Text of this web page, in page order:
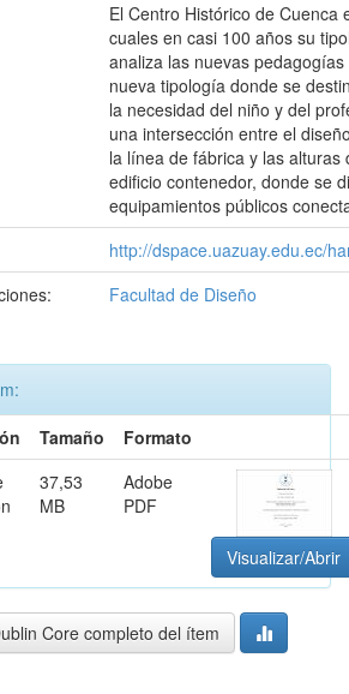
El Centro Histórico de Cuenca
cuales en casi 100 años su
analiza las nuevas
nueva tipología donde se
la necesidad del niño y del
una intersección entre el
la línea de fábrica y las
edificio contenedor, donde se
equipamientos públicos
http://dspace.uazuay.edu.ec/
Facultad de Diseño
Tamaño
Formato
37,53
MB
Adobe
PDF
Visualizar/Abrir
Core completo del ítem